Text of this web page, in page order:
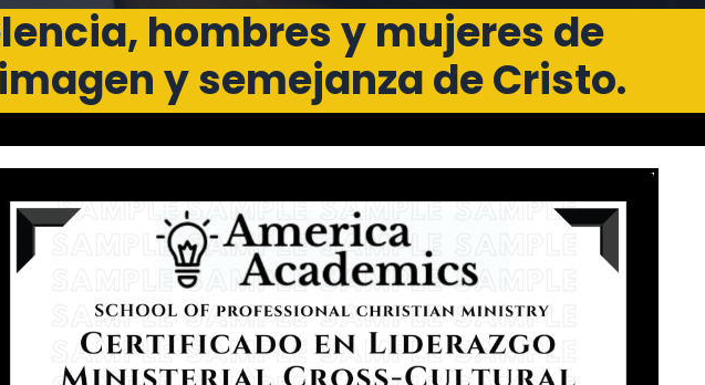
hombres y mujeres de
y semejanza de Cristo.